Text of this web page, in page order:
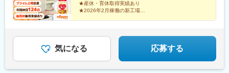
★産休・育休取得実績あり
★2026年2月稼働の新工場
気になる 応募する